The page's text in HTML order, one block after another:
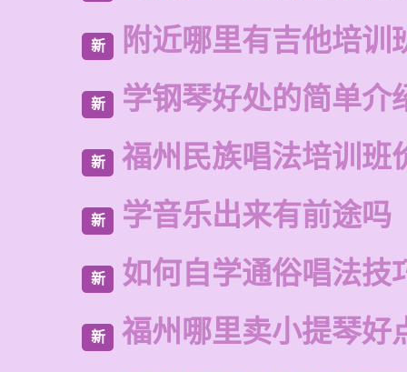
新 附近哪里有吉他培训
新 学钢琴好处的简单介
新 福州民族唱法培训班
新 学音乐出来有前途吗
新 如何自学通俗唱法技
新 福州哪里卖小提琴好